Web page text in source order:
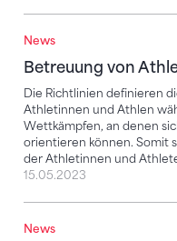
News
Betreuung von
Die Richtlinien definieren
Athletinnen und Athlen
Wettkämpfen, an denen
orientieren können. Somit
der Athletinnen und
Betreuung von
15.05.2023
News
Medien- und